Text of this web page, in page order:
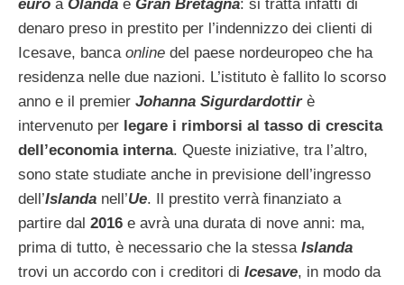
euro a Olanda e Gran Bretagna: si tratta infatti di
denaro preso in prestito per l’indennizzo dei clienti di
Icesave, banca online del paese nordeuropeo che ha
residenza nelle due nazioni. L’istituto è fallito lo scorso
anno e il premier Johanna Sigurdardottirè
intervenuto per legare i rimborsi al tasso di crescita
dell’economia interna. Queste iniziative, tra l’altro,
sono state studiate anche in previsione dell’ingresso
dell’Islanda nell’Ue. Il prestito verrà finanziato a
partire dal 2016 e avrà una durata di nove anni: ma,
prima di tutto, è necessario che la stessa Islanda
trovi un accordo con i creditori di Icesave, in modo da